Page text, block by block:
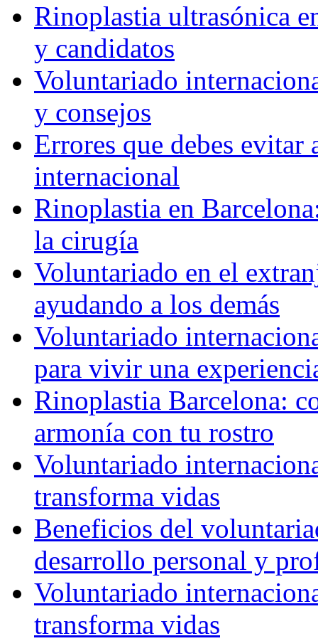
Rinoplastia ultrasónica
y candidatos
Voluntariado
y consejos
Errores que debes
internacional
Rinoplastia en
la cirugía
Voluntariado en el
ayudando a los demás
Voluntariado
para vivir una
Rinoplastia Barcelona:
armonía con tu rostro
Voluntariado
transforma vidas
Beneficios del
desarrollo personal y
Voluntariado
transforma vidas